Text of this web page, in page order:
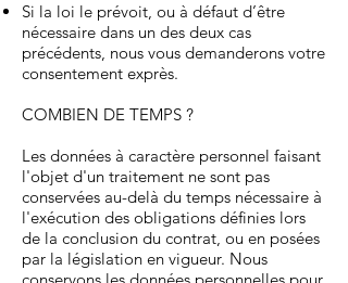
Si la loi le prévoit, ou à défaut d’être
nécessaire dans un des deux cas
précédents, nous vous demanderons votre
consentement exprès.
COMBIEN DE TEMPS ?
Les données à caractère personnel faisant
l'objet d'un traitement ne sont pas
conservées au-delà du temps nécessaire à
l'exécution des obligations définies lors
de la conclusion du contrat, ou en posées
par la législation en vigueur. Nous